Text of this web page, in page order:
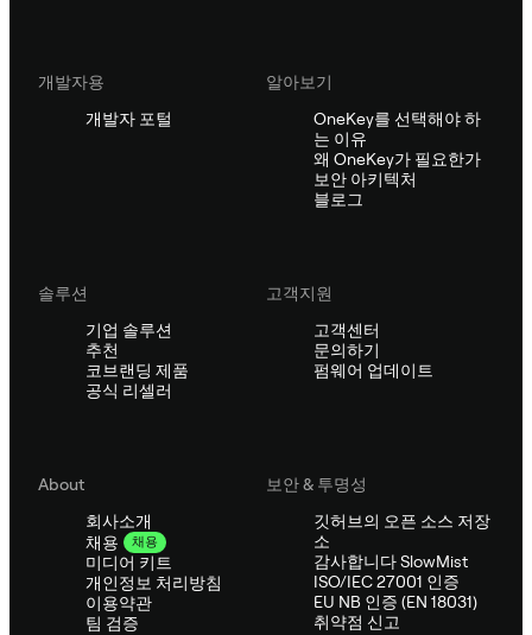
개발자용
개발자 포털
알아보기
OneKey를 선택해야 하
는 이유
왜 OneKey가 필요한가
보안 아키텍처
블로그
솔루션
기업 솔루션
추천
코브랜딩 제품
공식 리셀러
고객지원
고객센터
문의하기
펌웨어 업데이트
About
회사소개
채용
채용
미디어 키트
개인정보 처리방침
이용약관
팀 검증
보안 & 투명성
깃허브의 오픈 소스 저장
소
감사합니다 SlowMist
ISO/IEC 27001 인증
EU NB 인증 (EN 18031)
취약점 신고